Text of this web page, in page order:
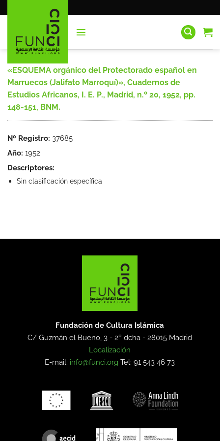
al
«ESQUEMA orgánico del Protectorado español en
Marruecos (Jalifato Marroquí)», Cuadernos de
Estudios Africanos, I. E. P., Madrid, n.º 20, 1952, pp.
148-151, BNM.
Nº Registro: 37685
Año: 1952
Descriptores:
Sin clasificación específica
Fundación de Cultura Islámica
C/ Guzmán el Bueno, 3 - 2º dcha -28015 Madrid
Localización
E-mail: info@funci.org Tel: 91 543 46 73